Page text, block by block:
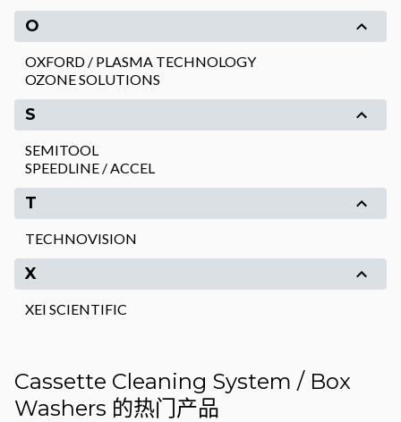
O
OXFORD / PLASMA TECHNOLOGY
OZONE SOLUTIONS
S
SEMITOOL
SPEEDLINE / ACCEL
T
TECHNOVISION
X
XEI SCIENTIFIC
Cassette Cleaning System / Box
Washers 的热门产品